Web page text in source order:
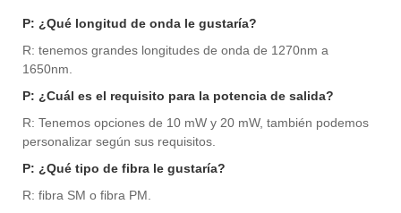
P: ¿Qué longitud de onda le gustaría?
R: tenemos grandes longitudes de onda de 1270nm a
1650nm.
P: ¿Cuál es el requisito para la potencia de salida?
R: Tenemos opciones de 10 mW y 20 mW, también podemos
personalizar según sus requisitos.
P: ¿Qué tipo de fibra le gustaría?
R: fibra SM o fibra PM.